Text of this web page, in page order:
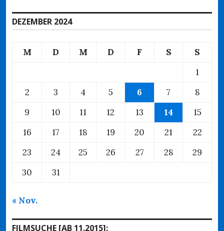
DEZEMBER 2024
M D M D F S
S
1
2
3 4 5 6 7
8
9
10 11 12 13 14
15
16
17 18 19 20 21
22
23
24 25 26 27 28
29
30
31
« Nov.
FILMSUCHE [AB 11.2015]: